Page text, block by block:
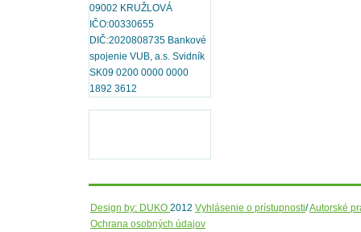
09002 KRUŽLOVÁ
IČO:00330655
DIČ:2020808735 Bankové
spojenie VUB, a.s. Svidník
SK09 0200 0000 0000
1892 3612
Design by: DUKO 2012 Vyhlásenie o prístupnosti/Autorské
Ochrana osobných údajov